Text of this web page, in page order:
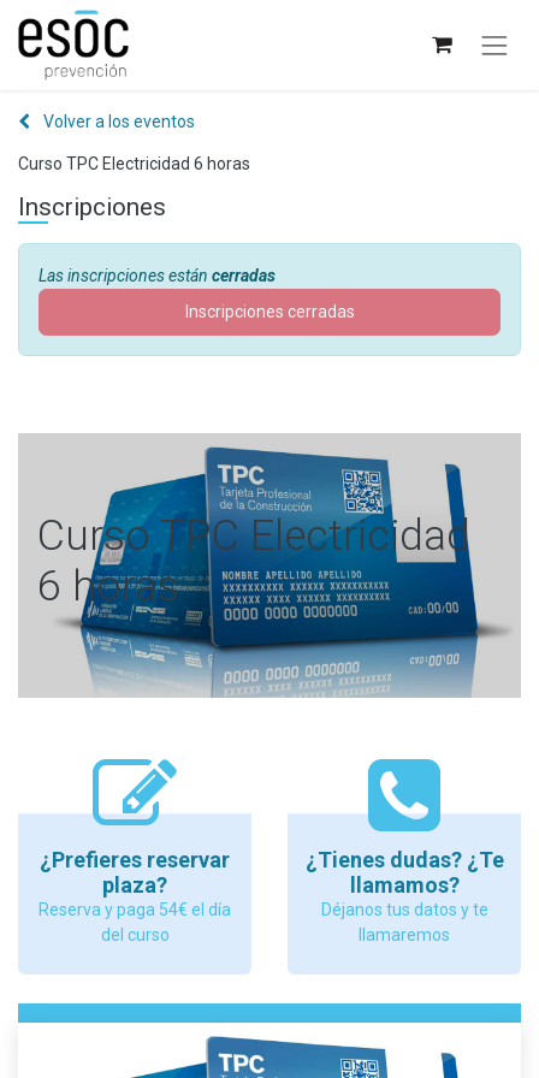
Volver a los eventos
Curso TPC Electricidad 6 horas
Inscripciones
Las inscripciones están cerradas
Inscripciones cerradas
Curso TPC Electricidad
6 horas
¿Prefieres reservar
plaza?
Reserva y paga 54€ el día
del curso
¿Tienes dudas? ¿Te
llamamos?
Déjanos tus datos y te
llamaremos